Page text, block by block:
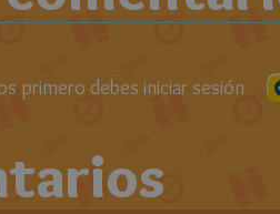
primero debes iniciar sesión